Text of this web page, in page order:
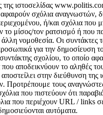
της ιστοσελίδας
σχόλια αναγνωστών,
ή/και σχόλια που
το μίσος/τον ρατσισμό ή που
άλλη νομοθεσία. Οι συντάκτες
για την δημοσίευση
σχολίου, το οποίο
που αποδεικνύουν το αληθές
στην διεύθυνση της
Προτρέπουμε τους
που πιστεύουν ότι
που περιέχουν URL / links
αυτόματα.